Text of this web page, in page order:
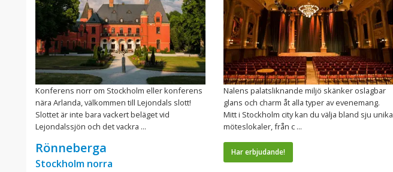
Konferens norr om Stockholm eller konferens
nära Arlanda, välkommen till Lejondals slott!
Slottet är inte bara vackert beläget vid
Lejondalssjön och det vackra ...
Rönneberga
Stockholm norra
Nalens palatsliknande miljö skänker oslagbar
glans och charm åt alla typer av evenemang.
Mitt i Stockholm city kan du välja bland sju unika
möteslokaler, från c ...
Har erbjudande!